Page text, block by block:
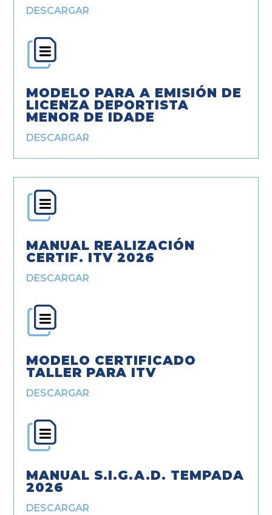
DESCARGAR
MODELO PARA A EMISIÓN DE
LICENZA DEPORTISTA
MENOR DE IDADE
DESCARGAR
MANUAL REALIZACIÓN
CERTIF. ITV 2026
DESCARGAR
MODELO CERTIFICADO
TALLER PARA ITV
DESCARGAR
MANUAL S.I.G.A.D. TEMPADA
2026
DESCARGAR